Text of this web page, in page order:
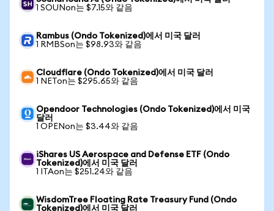
1 SOUNon는 $7.15와 같음
Rambus (Ondo Tokenized)에서 미국 달러
1 RMBSon는 $98.93와 같음
Cloudflare (Ondo Tokenized)에서 미국 달러
1 NETon는 $295.65와 같음
Opendoor Technologies (Ondo Tokenized)에서 미국
달러
1 OPENon는 $3.44와 같음
iShares US Aerospace and Defense ETF (Ondo
Tokenized)에서 미국 달러
1 ITAon는 $251.24와 같음
WisdomTree Floating Rate Treasury Fund (Ondo
Tokenized)에서 미국 달러